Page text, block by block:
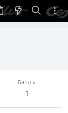
Баллы
1